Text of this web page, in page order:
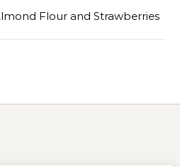
Flour and Strawberries